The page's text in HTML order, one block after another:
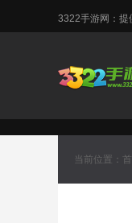
3322手游网：提
当前位置：